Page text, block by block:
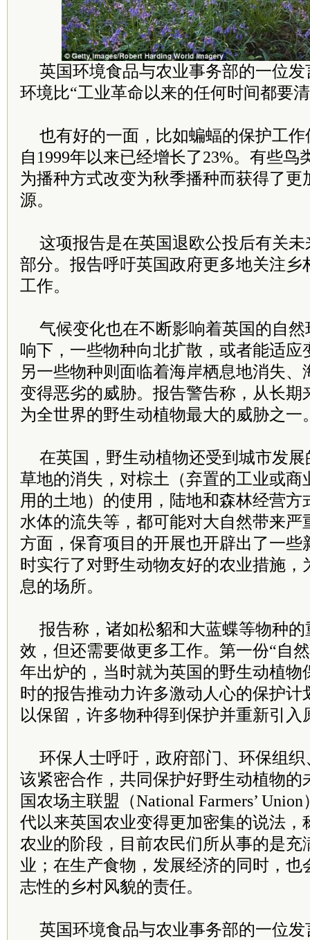
英国环境食品与农业事务部的一位
环境比“工业革命以来的任何时间都要
也有好的一面，比如蝙蝠的保护工
自1999年以来已经增长了23%。有些鸟
为播种方式改变为秋季播种而获得了更
源。
这项报告是在英国退欧公投后有关
部分。报告呼吁英国政府更多地关注乡
工作。
气候变化也在不断影响着英国的自
响下，一些物种向北扩散，或者能适应
另一些物种则面临着海岸栖息地消失、
变得恶劣的威胁。报告警告称，从长期
为全世界的野生动植物最大的威胁之一
在英国，野生动植物还受到城市发
草地的消失，对棕土（弃置的工业或商
用的土地）的使用，陆地和森林经营方
水体的流失等，都可能对大自然带来严
方面，保育项目的开展也开辟出了一些
时实行了对野生动物友好的农业措施，
息的场所。
报告称，诸如松貂和大蓝蝶等物种
效，但还需要做更多工作。第一份“自
年出炉的，当时就为英国的野生动植物
时的报告推动力许多激动人心的保护计
以保留，许多物种得到保护并重新引入
环保人士呼吁，政府部门、环保组
该紧密合作，共同保护好野生动植物的
国农场主联盟（National Farmers’
代以来英国农业变得更加密集的说法，
农业的阶段，目前农民们所从事的是充
业；在生产食物，发展经济的同时，也
志性的乡村风貌的责任。
英国环境食品与农业事务部的一位